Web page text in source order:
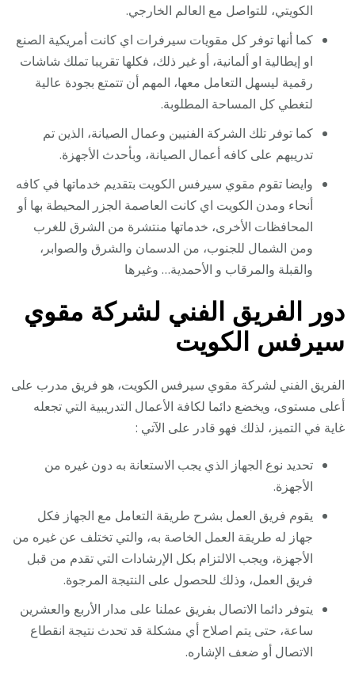
الكويتي، للتواصل مع العالم الخارجي.
كما أنها توفر كل مقويات سيرفرات اي كانت أمريكية الصنع
او إيطالية او ألمانية، أو غير ذلك، فكلها تقريبا تملك شاشات
رقمية ليسهل التعامل معها، المهم أن تتمتع بجودة عالية
لتغطي كل المساحة المطلوبة.
كما توفر تلك الشركة الفنيين وعمال الصيانة، الذين تم
تدريبهم على كافه أعمال الصيانة، وبأحدث الأجهزة.
وايضا تقوم مقوي سيرفس الكويت بتقديم خدماتها في كافه
أنحاء ومدن الكويت اي كانت العاصمة الجزر المحيطة بها أو
المحافظات الأخرى، خدماتها منتشرة من الشرق للغرب
ومن الشمال للجنوب، من الدسمان والشرق والصوابر،
والقبلة والمرقاب و الأحمدية… وغيرها
دور الفريق الفني لشركة مقوي
سيرفس الكويت
الفريق الفني لشركة مقوي سيرفس الكويت، هو فريق مدرب على
أعلى مستوى، ويخضع دائما لكافة الأعمال التدريبية التي تجعله
غاية في التميز، لذلك فهو قادر على الآتي :
تحديد نوع الجهاز الذي يجب الاستعانة به دون غيره من
الأجهزة.
يقوم فريق العمل بشرح طريقة التعامل مع الجهاز فكل
جهاز له طريقة العمل الخاصة به، والتي تختلف عن غيره من
الأجهزة، ويجب الالتزام بكل الإرشادات التي تقدم من قبل
فريق العمل، وذلك للحصول على النتيجة المرجوة.
يتوفر دائما الاتصال بفريق عملنا على مدار الأربع والعشرين
ساعة، حتى يتم اصلاح أي مشكلة قد تحدث نتيجة انقطاع
الاتصال أو ضعف الإشاره.